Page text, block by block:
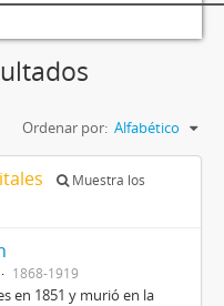
Ordenar por: Alfabético
Muestra los
1868-1919
en 1851 y murió en la